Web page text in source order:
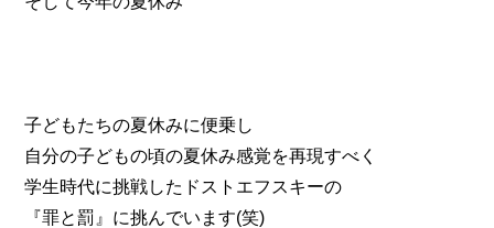
子どもたちの夏休みに便乗し
自分の子どもの頃の夏休み感覚を再現すべく
学生時代に挑戦したドストエフスキーの
『罪と罰』に挑んでいます(笑)